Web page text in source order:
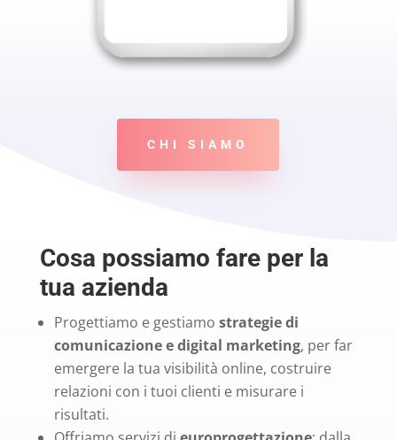
CHI SIAMO
Cosa possiamo fare per la
tua azienda
Progettiamo e gestiamo strategie di
comunicazione e digital marketing, per far
emergere la tua visibilità online, costruire
relazioni con i tuoi clienti e misurare i
risultati.